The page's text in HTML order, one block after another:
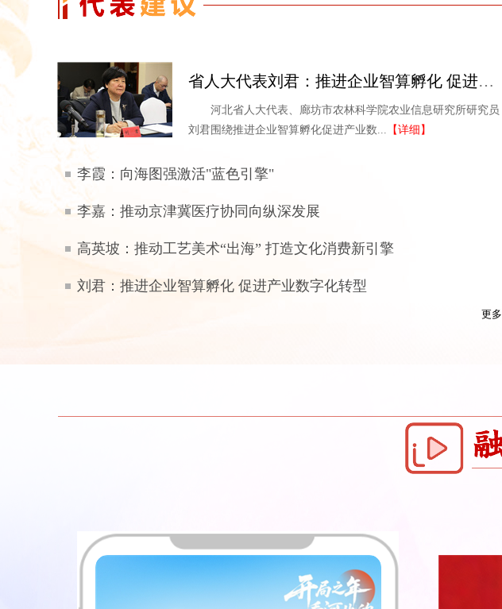
省人大代表刘君：推进企业智算孵化 促进产业数字化转型
河北省人大代表、廊坊市农林科学院农业信息研究所研究员
刘君围绕推进企业智算孵化促进产业数... 【详细】
李霞：向海图强激活"蓝色引擎"
李嘉：推动京津冀医疗协同向纵深发展
高英坡：推动工艺美术“出海” 打造文化消费新引擎
刘君：推进企业智算孵化 促进产业数字化转型
更多